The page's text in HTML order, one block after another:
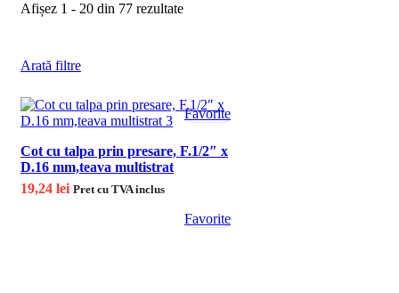
Afișez 1 - 20 din 77 rezultate
Arată filtre
Favorite
Cot cu talpa prin presare, F.1/2″ x
D.16 mm,teava multistrat
19,24 lei Pret cu TVA inclus
Favorite